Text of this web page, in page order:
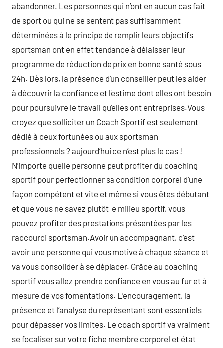
abandonner. Les personnes qui n’ont en aucun cas fait
de sport ou qui ne se sentent pas suffisamment
déterminées à le principe de remplir leurs objectifs
sportsman ont en effet tendance à délaisser leur
programme de réduction de prix en bonne santé sous
24h. Dès lors, la présence d’un conseiller peut les aider
à découvrir la confiance et l’estime dont elles ont besoin
pour poursuivre le travail qu’elles ont entreprises.Vous
croyez que solliciter un Coach Sportif est seulement
dédié à ceux fortunées ou aux sportsman
professionnels ? aujourd’hui ce n’est plus le cas !
N’importe quelle personne peut profiter du coaching
sportif pour perfectionner sa condition corporel d’une
façon compétent et vite et même si vous êtes débutant
et que vous ne savez plutôt le milieu sportif, vous
pouvez profiter des prestations présentées par les
raccourci sportsman.Avoir un accompagnant, c’est
avoir une personne qui vous motive à chaque séance et
va vous consolider à se déplacer. Grâce au coaching
sportif vous allez prendre confiance en vous au fur et à
mesure de vos fomentations. L’encouragement, la
présence et l’analyse du représentant sont essentiels
pour dépasser vos limites. Le coach sportif va vraiment
se focaliser sur votre fiche membre corporel et état